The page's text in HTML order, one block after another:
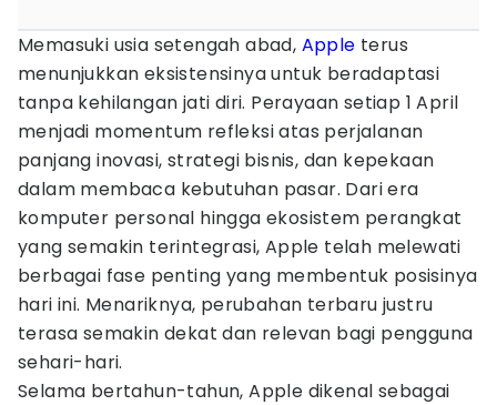
Memasuki usia setengah abad, Apple terus
menunjukkan eksistensinya untuk beradaptasi
tanpa kehilangan jati diri. Perayaan setiap 1 April
menjadi momentum refleksi atas perjalanan
panjang inovasi, strategi bisnis, dan kepekaan
dalam membaca kebutuhan pasar. Dari era
komputer personal hingga ekosistem perangkat
yang semakin terintegrasi, Apple telah melewati
berbagai fase penting yang membentuk posisinya
hari ini. Menariknya, perubahan terbaru justru
terasa semakin dekat dan relevan bagi pengguna
sehari-hari.
Selama bertahun-tahun, Apple dikenal sebagai